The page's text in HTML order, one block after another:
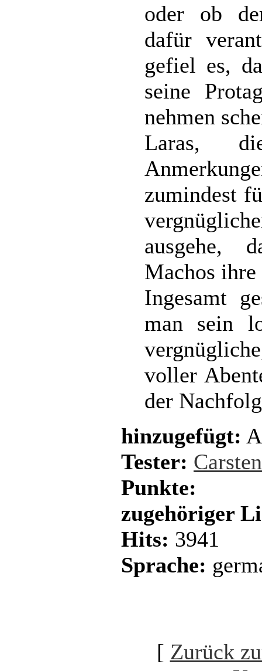
oder ob
dafür
gefiel es,
seine
nehmen
Laras,
zumindest
ausgehe,
Machos
Ingesamt
man sein
voller
der
hinzugefügt:
Tester:
Punkte:
zugehöriger
Hits: 3941
Sprache:
[ Zurück